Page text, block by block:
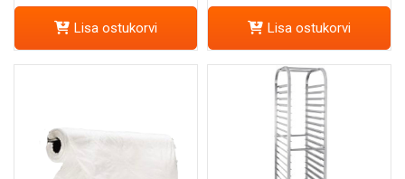
Lisa ostukorvi Lisa ostukorvi